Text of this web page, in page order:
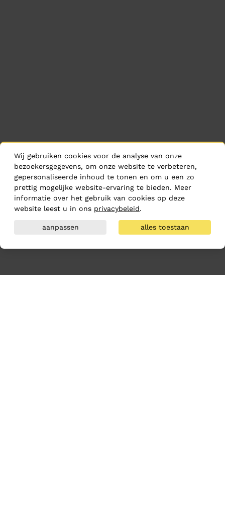
Wij gebruiken cookies voor de analyse van onze
bezoekersgegevens, om onze website te verbeteren,
gepersonaliseerde inhoud te tonen en om u een zo
prettig mogelijke website-ervaring te bieden. Meer
informatie over het gebruik van cookies op deze
website leest u in ons privacybeleid.
aanpassen alles toestaan